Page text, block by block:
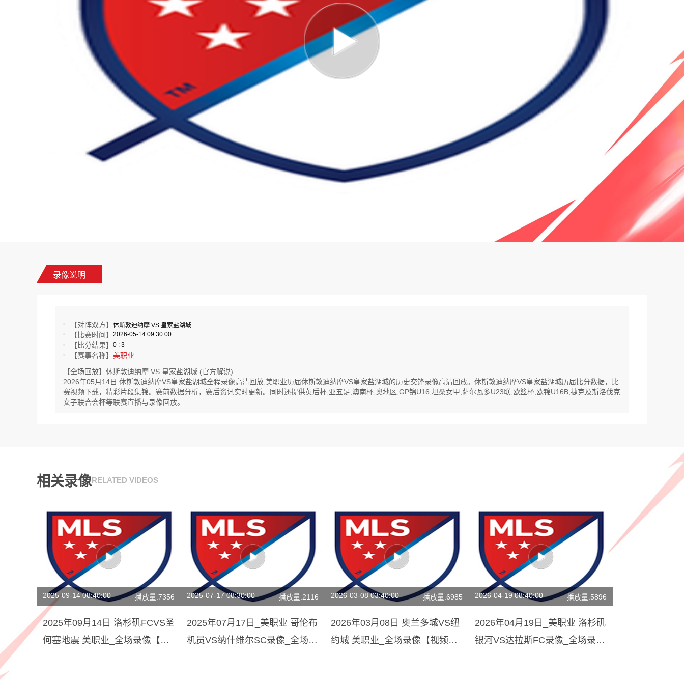
录像说明
【对阵双方】 休斯敦迪纳摩 VS 皇家盐湖城
【比赛时间】 2026-05-14 09:30:00
【比分结果】 0 : 3
【赛事名称】 美职业
【全场回放】休斯敦迪纳摩 VS 皇家盐湖城 (官方解说)
2026年05月14日 休斯敦迪纳摩VS皇家盐湖城全程录像高清回放,美职业历届休斯敦迪纳摩VS皇家盐湖城的历史交锋录像高清回放。休斯敦迪纳摩VS皇家盐湖城历届比分数据，比
赛视频下载，精彩片段集锦。赛前数据分析，赛后资讯实时更新。同时还提供英后杯,亚五足,澳南杯,奥地区,GP锦U16,坦桑女甲,萨尔瓦多U23联,欧篮杯,欧锦U16B,捷克及斯洛伐克
女子联合会杯等联赛直播与录像回放。
相关录像RELATED VIDEOS
2025-09-14 08:40:00 播放量:7356
2025年09月14日 洛杉矶FCVS圣
何塞地震 美职业_全场录像【视
2025-07-17 08:30:00 播放量:2116
2025年07月17日_美职业 哥伦布
机员VS纳什维尔SC录像_全场录
2026-03-08 03:40:00 播放量:6985
2026年03月08日 奥兰多城VS纽
约城 美职业_全场录像【视频集
2026-04-19 08:40:00 播放量:5896
2026年04月19日_美职业 洛杉矶
银河VS达拉斯FC录像_全场录像